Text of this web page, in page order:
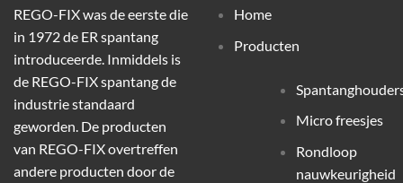
REGO-FIX was de eerste die
in 1972 de ER spantang
introduceerde. Inmiddels is
de REGO-FIX spantang de
industrie standaard
geworden. De producten
van REGO-FIX overtreffen
andere producten door de
Home
Producten
Micro freesjes
Rondloop
nauwkeurigheid